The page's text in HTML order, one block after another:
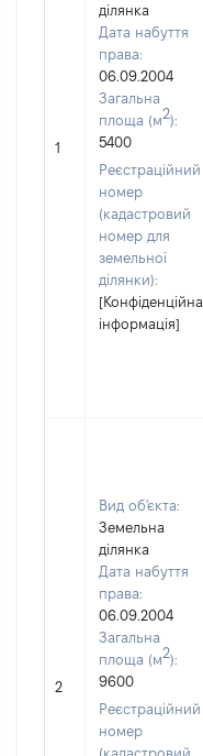
1
ділянка
Дата набуття
права:
06.09.2004
Загальна
площа (м2):
5400
Реєстраційний
номер
(кадастровий
номер для
земельної
ділянки):
[Конфіденційна
інформація]
2
Вид об'єкта:
Земельна
ділянка
Дата набуття
права:
06.09.2004
Загальна
площа (м2):
9600
Реєстраційний
номер
(кадастровий